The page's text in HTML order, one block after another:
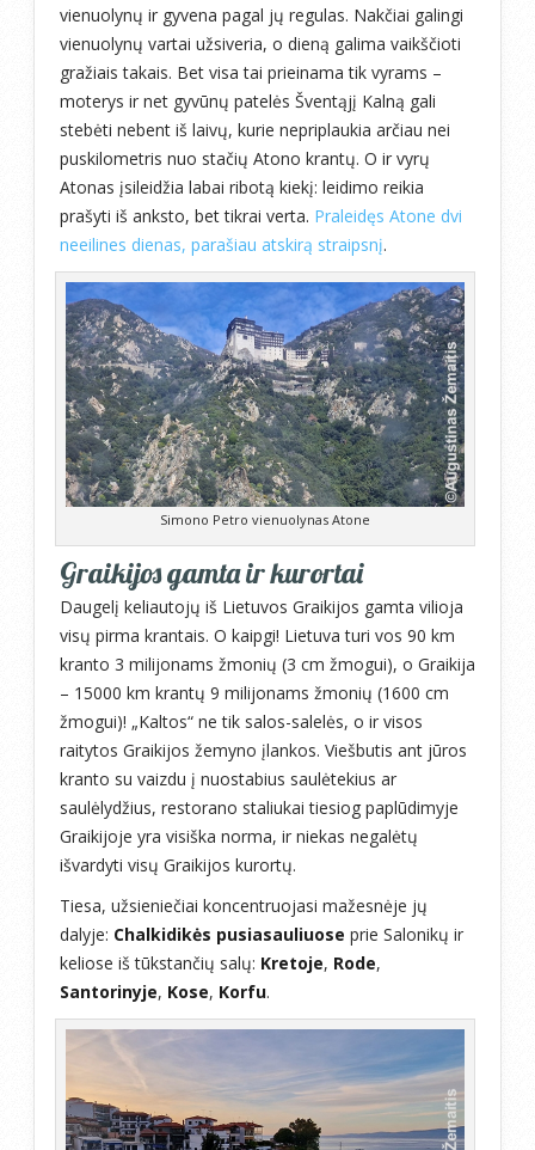
vienuolynų ir gyvena pagal jų regulas. Nakčiai galingi
vienuolynų vartai užsiveria, o dieną galima vaikščioti
gražiais takais. Bet visa tai prieinama tik vyrams –
moterys ir net gyvūnų patelės Šventąjį Kalną gali
stebėti nebent iš laivų, kurie nepriplaukia arčiau nei
puskilometris nuo stačių Atono krantų. O ir vyrų
Atonas įsileidžia labai ribotą kiekį: leidimo reikia
prašyti iš anksto, bet tikrai verta. Praleidęs Atone dvi
neeilines dienas, parašiau atskirą straipsnį.
Simono Petro vienuolynas Atone
Graikijos gamta ir kurortai
Daugelį keliautojų iš Lietuvos Graikijos gamta vilioja
visų pirma krantais. O kaipgi! Lietuva turi vos 90 km
kranto 3 milijonams žmonių (3 cm žmogui), o Graikija
– 15000 km krantų 9 milijonams žmonių (1600 cm
žmogui)! „Kaltos“ ne tik salos-salelės, o ir visos
raitytos Graikijos žemyno įlankos. Viešbutis ant jūros
kranto su vaizdu į nuostabius saulėtekius ar
saulėlydžius, restorano staliukai tiesiog paplūdimyje
Graikijoje yra visiška norma, ir niekas negalėtų
išvardyti visų Graikijos kurortų.
Tiesa, užsieniečiai koncentruojasi mažesnėje jų
dalyje: Chalkidikės pusiasauliuose prie Salonikų ir
keliose iš tūkstančių salų: Kretoje, Rode,
Santorinyje, Kose, Korfu.